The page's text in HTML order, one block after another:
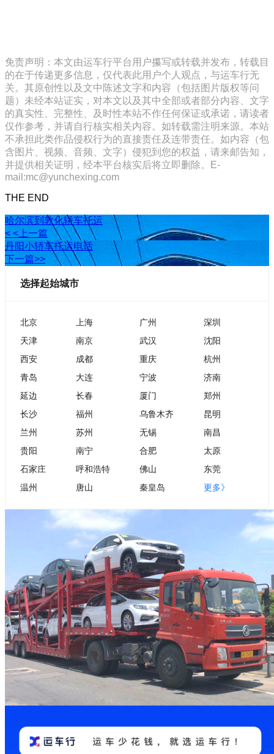
免责声明：本文由运车行平台用户攥写或转载并发布，转载目
的在于传递更多信息，仅代表此用户个人观点，与运车行无
关。其原创性以及文中陈述文字和内容（包括图片版权等问
题）未经本站证实，对本文以及其中全部或者部分内容、文字
的真实性、完整性、及时性本站不作任何保证或承诺，请读者
仅作参考，并请自行核实相关内容。如转载需注明来源。本站
不承担此类作品侵权行为的直接责任及连带责任。如内容（包
含图片、视频、音频、文字）侵犯到您的权益，请来邮告知，
并提供相关证明，经本平台核实后将立即删除。E-
mail:mc@yunchexing.com
THE END
哈尔滨到敦化轿车托运
< <上一篇
丹阳小轿车托运电话
下一篇>>
选择起始城市
北京 上海 广州
深圳
天津
南京 武汉
沈阳
西安
成都 重庆
杭州
青岛
大连 宁波
济南
延边
长春 厦门
郑州
长沙
福州 乌鲁木齐
昆明
兰州
苏州 无锡
南昌
贵阳
南宁 合肥
太原
石家庄
呼和浩特 佛山
东莞
温州
唐山 秦皇岛 更多》